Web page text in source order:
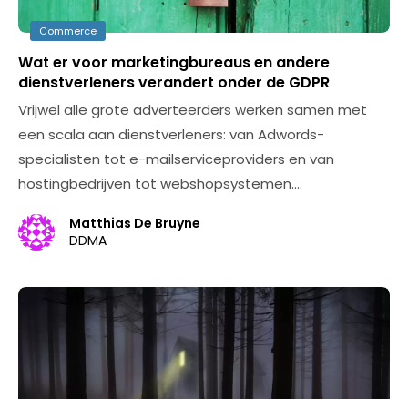
Commerce
Wat er voor marketingbureaus en andere
dienstverleners verandert onder de GDPR
Vrijwel alle grote adverteerders werken samen met
een scala aan dienstverleners: van Adwords-
specialisten tot e-mailserviceproviders en van
hostingbedrijven tot webshopsystemen.…
Matthias De Bruyne
DDMA